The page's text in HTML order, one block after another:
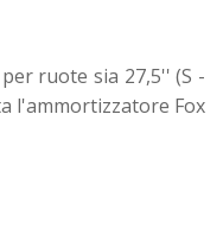
ruote sia 27,5'' (S -
l'ammortizzatore Fox